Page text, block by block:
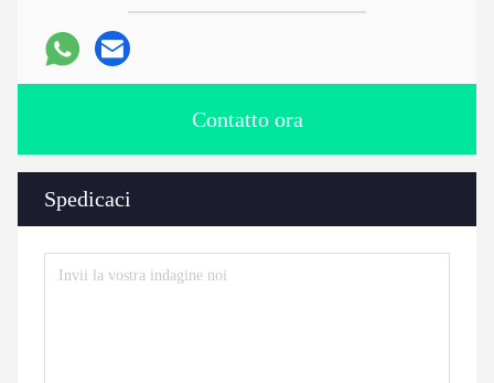
Contatto ora
Spedicaci